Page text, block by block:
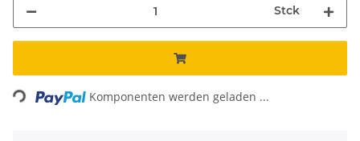
Stck
Loading... Komponenten werden geladen ...